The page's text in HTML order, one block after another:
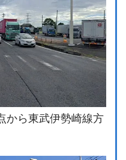
から東武伊勢崎線方